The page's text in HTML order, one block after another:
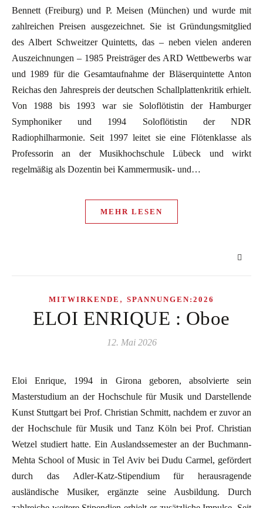
Bennett (Freiburg) und P. Meisen (München) und wurde mit
zahlreichen Preisen ausgezeichnet. Sie ist Gründungsmitglied
des Albert Schweitzer Quintetts, das – neben vielen anderen
Auszeichnungen – 1985 Preisträger des ARD Wettbewerbs war
und 1989 für die Gesamtaufnahme der Bläserquintette Anton
Reichas den Jahrespreis der deutschen Schallplattenkritik erhielt.
Von 1988 bis 1993 war sie Soloflötistin der Hamburger
Symphoniker und 1994 Soloflötistin der NDR
Radiophilharmonie. Seit 1997 leitet sie eine Flötenklasse als
Professorin an der Musikhochschule Lübeck und wirkt
regelmäßig als Dozentin bei Kammermusik- und…
MEHR LESEN
MITWIRKENDE , SPANNUNGEN:2026
ELOI ENRIQUE : Oboe
12. Mai 2026
Eloi Enrique, 1994 in Girona geboren, absolvierte sein
Masterstudium an der Hochschule für Musik und Darstellende
Kunst Stuttgart bei Prof. Christian Schmitt, nachdem er zuvor an
der Hochschule für Musik und Tanz Köln bei Prof. Christian
Wetzel studiert hatte. Ein Auslandssemester an der Buchmann-
Mehta School of Music in Tel Aviv bei Dudu Carmel, gefördert
durch das Adler-Katz-Stipendium für herausragende
ausländische Musiker, ergänzte seine Ausbildung. Durch